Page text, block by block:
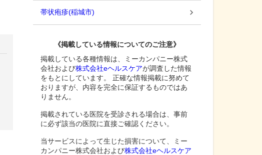
帯状疱疹(稲城市)
《掲載している情報についてのご注意》
掲載している各種情報は、ミーカンパニー株式
会社および株式会社eヘルスケアが調査した情報
をもとにしています。 正確な情報掲載に努めて
おりますが、内容を完全に保証するものではあ
りません。
掲載されている医院を受診される場合は、事前
に必ず該当の医院に直接ご確認ください。
当サービスによって生じた損害について、ミー
カンパニー株式会社および株式会社eヘルスケア